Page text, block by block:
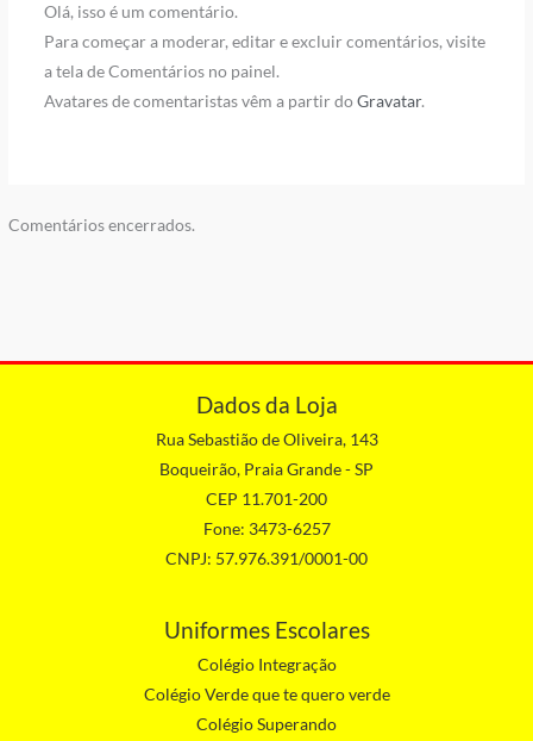
Olá, isso é um comentário.
Para começar a moderar, editar e excluir comentários, visite
a tela de Comentários no painel.
Avatares de comentaristas vêm a partir doGravatar.
Comentários encerrados.
Dados da Loja
Rua Sebastião de Oliveira, 143
Boqueirão, Praia Grande - SP
CEP 11.701-200
Fone: 3473-6257
CNPJ: 57.976.391/0001-00
Uniformes Escolares
Colégio Integração
Colégio Verde que te quero verde
Colégio Superando